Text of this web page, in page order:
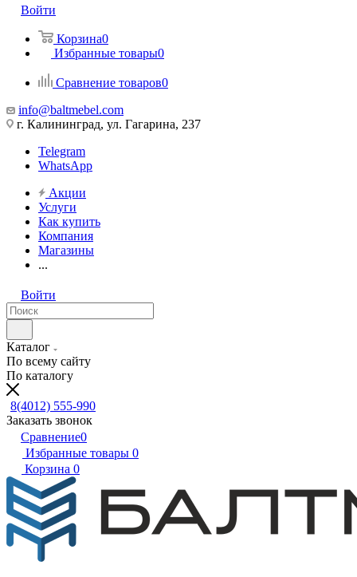
Войти
Корзина0
Избранные товары0
Сравнение товаров0
info@baltmebel.com
г. Калининград, ул. Гагарина, 237
Telegram
WhatsApp
Акции
Услуги
Как купить
Компания
Магазины
...
Войти
Каталог
По всему сайту
По каталогу
8(4012) 555-990
Заказать звонок
Сравнение0
Избранные товары 0
Корзина 0